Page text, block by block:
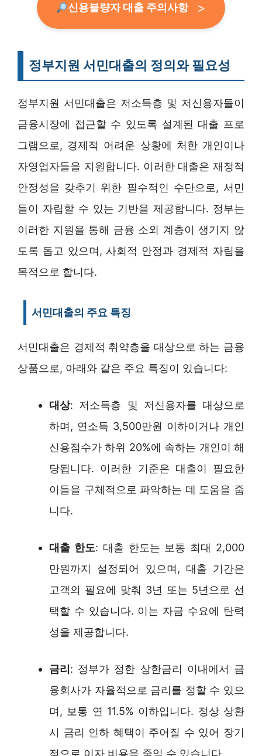
신용불량자 대출 주의사항
정부지원 서민대출의 정의와 필요성
정부지원 서민대출은 저소득층 및 저신용자들이
금융시장에 접근할 수 있도록 설계된 대출 프로
그램으로, 경제적 어려운 상황에 처한 개인이나
자영업자들을 지원합니다. 이러한 대출은 재정적
안정성을 갖추기 위한 필수적인 수단으로, 서민
들이 자립할 수 있는 기반을 제공합니다. 정부는
이러한 지원을 통해 금융 소외 계층이 생기지 않
도록 돕고 있으며, 사회적 안정과 경제적 자립을
목적으로 합니다.
서민대출의 주요 특징
서민대출은 경제적 취약층을 대상으로 하는 금융
상품으로, 아래와 같은 주요 특징이 있습니다:
대상: 저소득층 및 저신용자를 대상으로
하며, 연소득 3,500만원 이하이거나 개인
신용점수가 하위 20%에 속하는 개인이 해
당됩니다. 이러한 기준은 대출이 필요한
이들을 구체적으로 파악하는 데 도움을 줍
니다.
대출 한도: 대출 한도는 보통 최대 2,000
만원까지 설정되어 있으며, 대출 기간은
고객의 필요에 맞춰 3년 또는 5년으로 선
택할 수 있습니다. 이는 자금 수요에 탄력
성을 제공합니다.
금리: 정부가 정한 상한금리 이내에서 금
융회사가 자율적으로 금리를 정할 수 있으
며, 보통 연 11.5% 이하입니다. 정상 상환
시 금리 인하 혜택이 주어질 수 있어 장기
적으로 이자 비용을 줄일 수 있습니다.